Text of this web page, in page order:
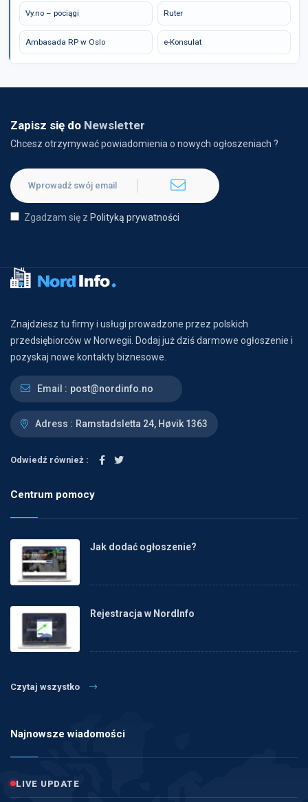
Vy.no – pociągi Ruter
Ambasada RP w Oslo e-Konsulat
Zapisz się do Newsletter
Chcesz otrzymywać powiadomienia o nowych ogłoszeniach ?
Zgadzam się z Polityką prywatności
Znajdziesz tu firmy i usługi prowadzone przez polskich
przedsiębiorców w Norwegii. Dodaj już dziś darmowe ogłoszenie i
pozyskaj nowe kontakty biznesowe.
Email : post@nordinfo.no
Adress : Ramstadsletta 24, Høvik 1363
Odwiedź również :
Centrum pomocy
Jak dodać ogłoszenie?
Rejestracja w NordInfo
Czytaj wszystko
Najnowsze wiadomości
LIVE UPDATE